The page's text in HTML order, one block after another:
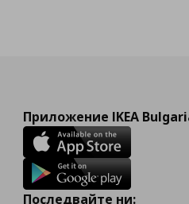
Приложение IKEA
Последвайте ни: